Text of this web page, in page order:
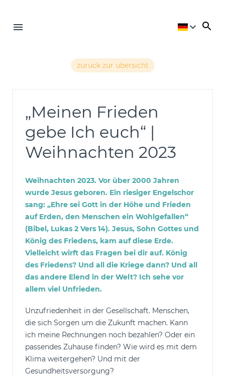
zurück zur übersicht
„Meinen Frieden
gebe Ich euch“ |
Weihnachten 2023
Weihnachten 2023. Vor über 2000 Jahren
wurde Jesus geboren. Ein riesiger Engelschor
sang: „Ehre sei Gott in der Höhe und Frieden
auf Erden, den Menschen ein Wohlgefallen“
(Bibel, Lukas 2 Vers 14). Jesus, Sohn Gottes und
König des Friedens, kam auf diese Erde.
Vielleicht wirft das Fragen bei dir auf. König
des Friedens? Und all die Kriege dann? Und all
das andere Elend in der Welt? Ich sehe vor
allem viel Unfrieden.
Unzufriedenheit in der Gesellschaft. Menschen,
die sich Sorgen um die Zukunft machen. Kann
ich meine Rechnungen noch bezahlen? Oder ein
passendes Zuhause finden? Wie wird es mit dem
Klima weitergehen? Und mit der
Gesundheitsversorgung?